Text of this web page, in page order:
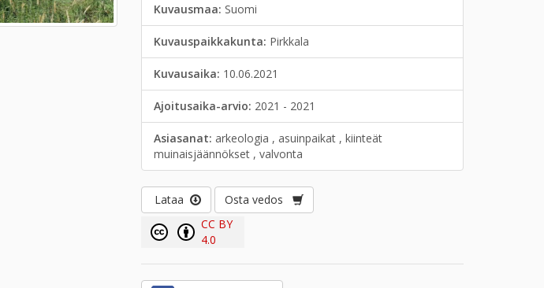
Kuvausmaa: Suomi
Kuvauspaikkakunta: Pirkkala
Kuvausaika: 10.06.2021
Ajoitusaika-arvio: 2021 - 2021
Asiasanat: arkeologia , asuinpaikat , kiinteät
muinaisjäännökset , valvonta
Lataa
Osta vedos
CC BY
4.0